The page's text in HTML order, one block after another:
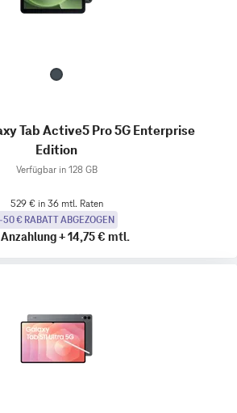
Tab Active5 Pro 5G Enterprise
Edition
Verfügbar in 128 GB
529 € in 36 mtl. Raten
-50 € RABATT ABGEZOGEN
Anzahlung+14,75 € mtl.